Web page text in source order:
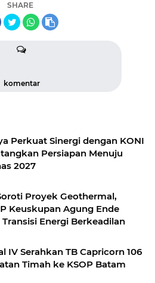
SHARE
komentar
Perkuat Sinergi dengan KONI
Persiapan Menuju
2027
Proyek Geothermal,
Keuskupan Agung Ende
Energi Berkeadilan
IV Serahkan TB Capricorn 106
Timah ke KSOP Batam